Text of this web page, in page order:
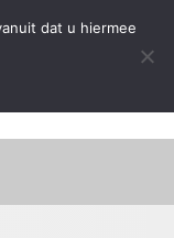
dat u hiermee